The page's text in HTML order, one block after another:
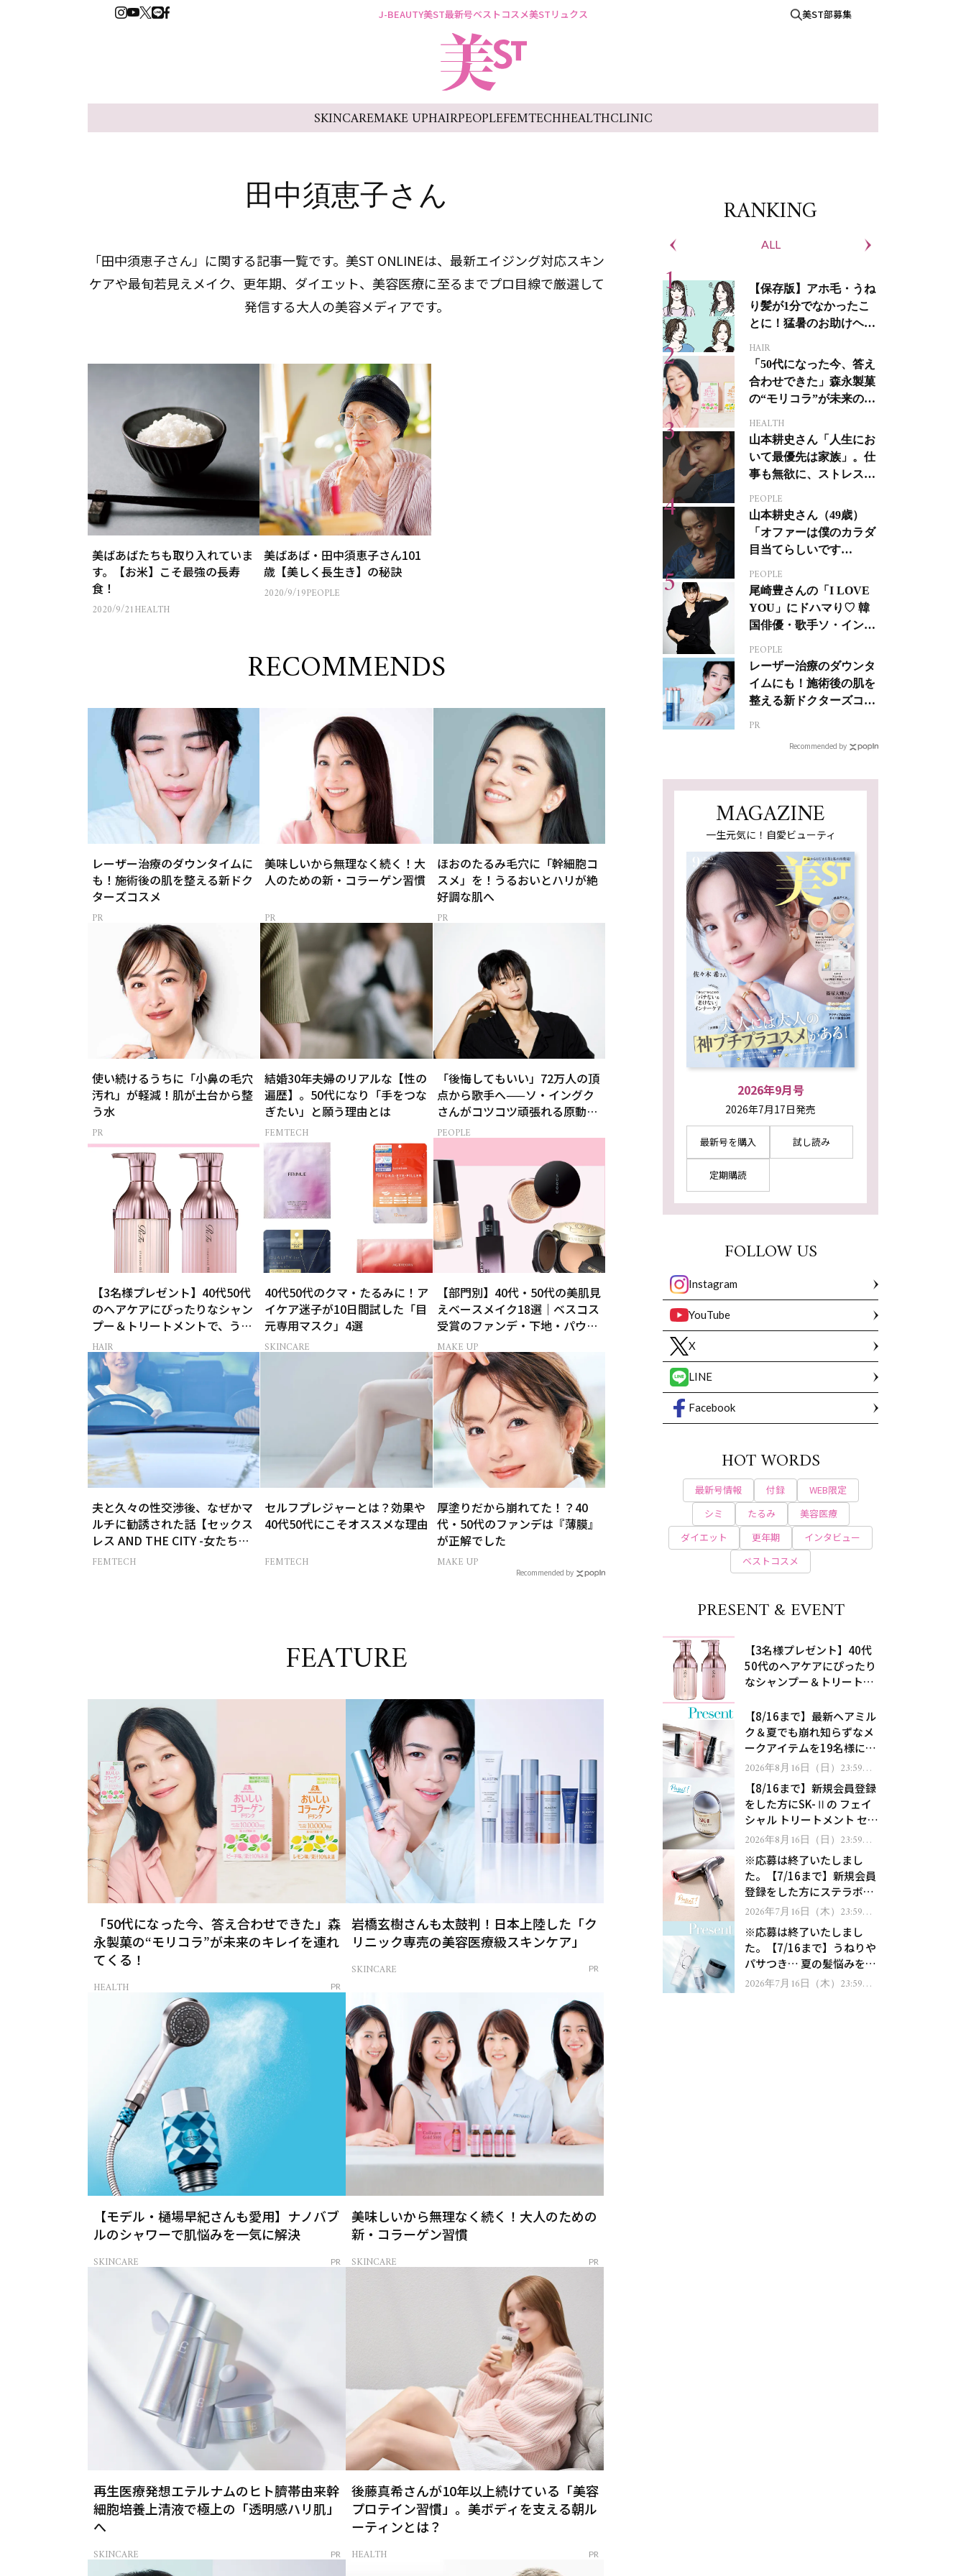
J-BEAUTY美ST最新号ベストコスメ美STリュクス 美ST部募集
SKINCAREMAKE UPHAIRPEOPLEFEMTECHHEALTHCLINIC
田中須恵子さん
「田中須恵子さん」に関する記事一覧です。美ST ONLINEは、最新エイジング対応スキン
ケアや最旬若見えメイク、更年期、ダイエット、美容医療に至るまでプロ目線で厳選して
発信する大人の美容メディアです。
美ばあばたちも取り入れていま
す。【お米】こそ最強の長寿
食！
2020/9/21HEALTH
美ばあば・田中須恵子さん101
歳【美しく長生き】の秘訣
2020/9/19PEOPLE
RECOMMENDS
レーザー治療のダウンタイムに
も！施術後の肌を整える新ドク
ターズコスメ
美味しいから無理なく続く！大
人のための新・コラーゲン習慣
ほおのたるみ毛穴に「幹細胞コ
スメ」を！うるおいとハリが絶
好調な肌へ
使い続けるうちに「小鼻の毛穴
汚れ」が軽減！肌が土台から整
う水
結婚30年夫婦のリアルな【性の
遍歴】。50代になり「手をつな
ぎたい」と願う理由とは
FEMTECH
「後悔してもいい」72万人の頂
点から歌手へ——ソ・イングク
さんがコツコツ頑張れる原動力
とは
PEOPLE
【3名様プレゼント】40代50代
のヘアケアにぴったりなシャン
プー＆トリートメントで、うね
り悩みに対処！
HAIR
40代50代のクマ・たるみに！ア
イケア迷子が10日間試した「目
元専用マスク」4選
SKINCARE
【部門別】40代・50代の美肌見
えベースメイク18選｜ベスコス
受賞のファンデ・下地・パウダ
ー
MAKE UP
夫と久々の性交渉後、なぜかマ
ルチに勧誘された話【セックス
レス AND THE CITY -女たちの
告白-】
FEMTECH
セルフプレジャーとは？効果や
40代50代にこそオススメな理由
FEMTECH
厚塗りだから崩れてた！？40
代・50代のファンデは『薄膜』
が正解でした
MAKE UP
Recommended by
FEATURE
「50代になった今、答え合わせできた」森
永製菓の“モリコラ”が未来のキレイを連れ
てくる！
HEALTH PR
岩橋玄樹さんも太鼓判！日本上陸した「ク
リニック専売の美容医療級スキンケア」
SKINCARE PR
【モデル・樋場早紀さんも愛用】ナノバブ
ルのシャワーで肌悩みを一気に解決
SKINCARE PR
美味しいから無理なく続く！大人のための
新・コラーゲン習慣
SKINCARE PR
再生医療発想エテルナムのヒト臍帯由来幹
細胞培養上清液で極上の「透明感ハリ肌」
へ
SKINCARE PR
後藤真希さんが10年以上続けている「美容
プロテイン習慣」。美ボディを支える朝ル
ーティンとは？
HEALTH PR
RANKING
ALL
【保存版】アホ毛・うね
り髪が1分でなかったこ
とに！猛暑のお助けヘア
HAIR
「50代になった今、答え
合わせできた」森永製菓
の“モリコラ”が未来のキ
HEALTH
山本耕史さん「人生にお
いて最優先は家族」。仕
事も無欲に、ストレスを
PEOPLE
山本耕史さん（49歳）
「オファーは僕のカラダ
目当てらしいです
ジカルへの挑戦
PEOPLE
尾崎豊さんの「I LOVE
YOU」にドハマり♡ 韓
国俳優・歌手ソ・イング
人生って？
PEOPLE
レーザー治療のダウンタ
イムにも！施術後の肌を
整える新ドクターズコス
PR
Recommended by
MAGAZINE
一生元気に！自愛ビューティ
2026年9月号
2026年7月17日発売
最新号を購入 試し読み
定期購読
FOLLOW US
Instagram
YouTube
X
LINE
Facebook
HOT WORDS
最新号情報 付録
WEB限定
シミ
たるみ
美容医療
ダイエット
更年期
インタビュー
ベストコスメ
PRESENT & EVENT
【3名様プレゼント】40代
50代のヘアケアにぴったり
なシャンプー＆トリートメ
処！
【8/16まで】最新ヘアミル
ク＆夏でも崩れ知らずなメ
ークアイテムを19名様にプ
レゼント！
2026年8月16日（日）23:59ま
で【8/16まで】新規会員登録
をした方にSK-Ⅱの フェイ
シャル トリートメント セラ
ムをプレゼント！
2026年8月16日（日）23:59ま
※応募は終了いたしまし
た。【7/16まで】新規会員
登録をした方にステラボー
テのシャインリバース ヘア
ゼント！
2026年7月16日（木）23:59ま
※応募は終了いたしまし
た。【7/16まで】うねりや
パサつき… 夏の髪悩みを解
消するヘアケアアイテムを
2026年7月16日（木）23:59ま